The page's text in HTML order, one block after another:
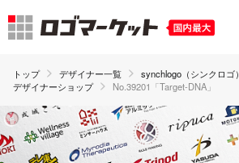
トップ デザイナー一覧
synchlogo（シンクロゴ）
デザイナーショップ
No.39201「Target-DNA」